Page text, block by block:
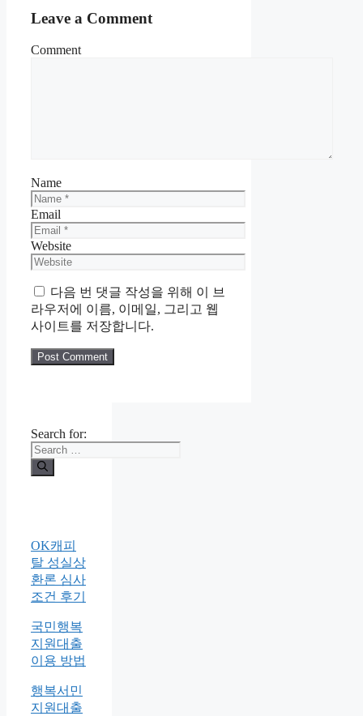
Leave a Comment
Comment
Name
Email
Website
다음 번 댓글 작성을 위해 이 브
라우저에 이름, 이메일, 그리고 웹
사이트를 저장합니다.
Search for:
OK캐피
탈 성실상
환론 심사
조건 후기
국민행복
지원대출
이용 방법
행복서민
지원대출